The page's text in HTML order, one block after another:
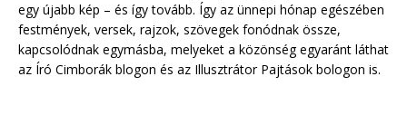
egy újabb kép – és így tovább. Így az ünnepi hónap egészében
festmények, versek, rajzok, szövegek fonódnak össze,
kapcsolódnak egymásba, melyeket a közönség egyaránt láthat
az Író Cimborák blogon és az Illusztrátor Pajtások bologon is.